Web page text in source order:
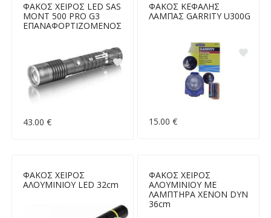
ΦΑΚΟΣ ΧΕΙΡΟΣ LED SAS
MONT 500 PRO G3
ΕΠΑΝΑΦΟΡΤΙΖΟΜΕΝΟΣ
43.00 €
ΦΑΚΟΣ ΚΕΦΑΛΗΣ
ΛΑΜΠΑΣ GARRITY U300G
15.00 €
ΦΑΚΟΣ ΧΕΙΡΟΣ
ΑΛΟΥΜΙΝΙΟΥ LED 32cm
ΦΑΚΟΣ ΧΕΙΡΟΣ
ΑΛΟΥΜΙΝΙΟΥ ΜΕ
ΛΑΜΠΤΗΡΑ XENON DYN
36cm